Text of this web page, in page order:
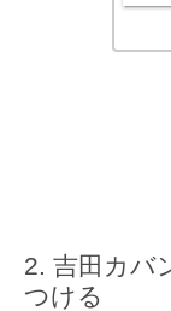
吉田カバ
つける